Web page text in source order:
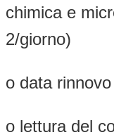
chimica e
2/giorno)
o data
o lettura del